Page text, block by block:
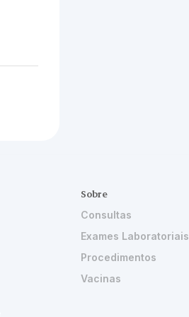
Sobre
Consultas
Exames Laboratoriais
Procedimentos
Vacinas